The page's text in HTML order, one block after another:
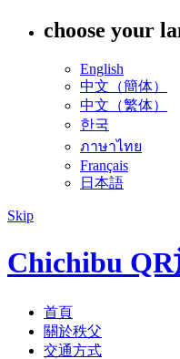
choose your
English
中文（簡体）
中文（繁体）
한국
ภาษาไทย
Français
日本語
Skip
Chichibu
首頁
關於秩父
交通方式